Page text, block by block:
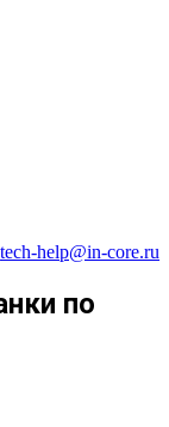
tech-help@in-core.ru
по